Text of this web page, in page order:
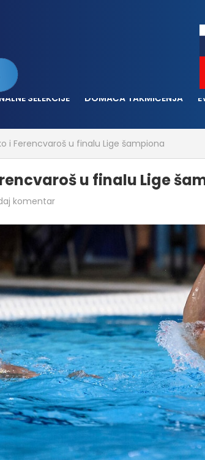
SELEKCIJE DOMAĆA TAKMIČENJA
i Ferencvaroš u finalu Lige šampiona
u finalu Lige
komentar